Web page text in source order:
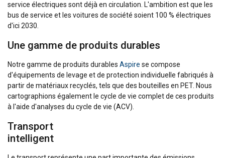
service électriques sont déjà en circulation. L'ambition est que les
bus de service et les voitures de société soient 100 % électriques
d'ici 2030.
Une gamme de produits durables
Notre gamme de produits durables Aspire se compose
d'équipements de levage et de protection individuelle fabriqués à
partir de matériaux recyclés, tels que des bouteilles en PET. Nous
cartographions également le cycle de vie complet de ces produits
à l'aide d'analyses du cycle de vie (ACV).
Transport
intelligent